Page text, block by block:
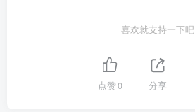
喜欢就支持一下吧
点赞0 分享